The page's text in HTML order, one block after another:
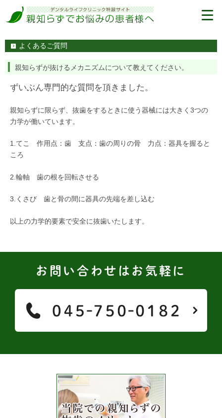
よくあるご質問
親知らずが抜けるメカニズムについて教えてください。
ずいぶん専門的な質問を頂きました。
親知らずに限らず、抜歯をするときに使う器械には大きく3つの
力学が働いています。
1.てこ 作用点：歯 支点：歯の周りの骨 力点：器具を握ると
ころ
2.輪軸 歯の根を回転させる
3.くさび 歯と骨の間に器具の先端を差し込む
以上の力学的要素で安全に抜歯いたします。
お問い合わせはお気軽に